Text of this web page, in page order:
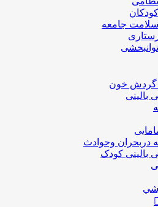
جامعه
گردش خون
بالینی
دربحران وحوادث
بالینی کودک